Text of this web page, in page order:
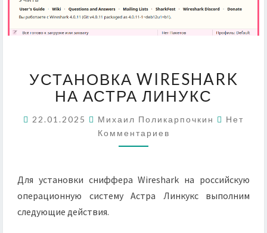
WIRESHARK
НА
АСТРА
ЛИНУКС
УСТАНОВКА WIRESHARK
НА АСТРА ЛИНУКС
22.01.2025 Михаил Поликарпочкин
Нет
Комментариев
Для установки сниффера Wireshark на российскую
операционную систему Астра Линкукс выполним
следующие действия.